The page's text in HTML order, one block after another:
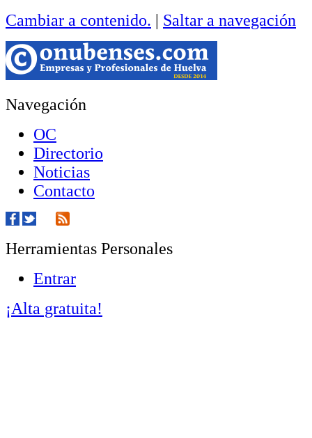
Cambiar a contenido. | Saltar a navegación
Navegación
OC
Directorio
Noticias
Contacto
Herramientas Personales
Entrar
¡Alta gratuita!